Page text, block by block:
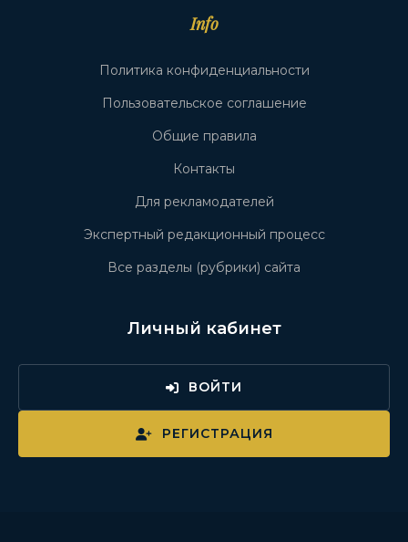
Info
Политика конфиденциальности
Пользовательское соглашение
Общие правила
Контакты
Для рекламодателей
Экспертный редакционный процесс
Все разделы (рубрики) сайта
Личный кабинет
ВОЙТИ
РЕГИСТРАЦИЯ